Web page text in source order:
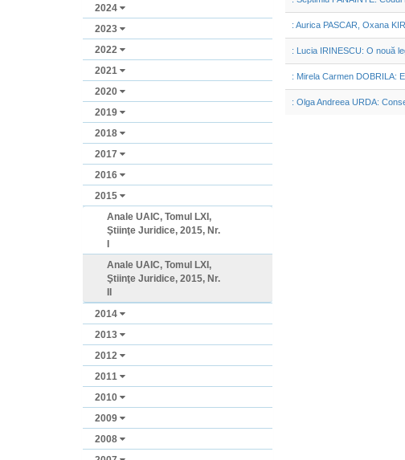
2024
2023
2022
2021
2020
2019
2018
2017
2016
2015
Anale UAIC, Tomul LXI,
Ştiinţe Juridice, 2015, Nr.
I
Anale UAIC, Tomul LXI,
Ştiinţe Juridice, 2015, Nr.
II
2014
2013
2012
2011
2010
2009
2008
: Aurica PASCAR, Oxana
: Lucia IRINESCU: O nouă
: Mirela Carmen DOBRILA:
: Olga Andreea URDA: